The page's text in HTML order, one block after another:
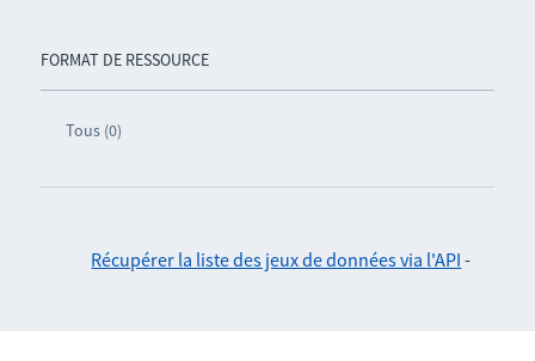
FORMAT DE RESSOURCE
Tous (0)
Récupérer la liste des jeux de données via l'API -